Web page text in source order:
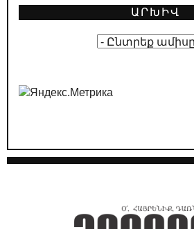
մասին
01.05.2026 / ԿԱՐԵՎՈՐ
ԱՐԽԻՎ